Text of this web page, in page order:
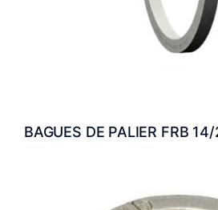
BAGUES DE PALIER FRB 14/